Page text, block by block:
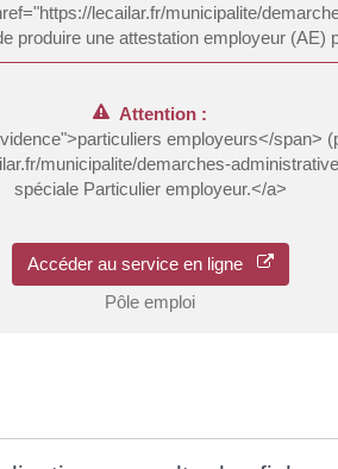
lecailar.fr/municipalite/
produire une attestation employeur (AE)
Attention :
employeurs</span>
municipalite/demarches-
spéciale Particulier employeur.</a>
Accéder au service en ligne
Pôle emploi